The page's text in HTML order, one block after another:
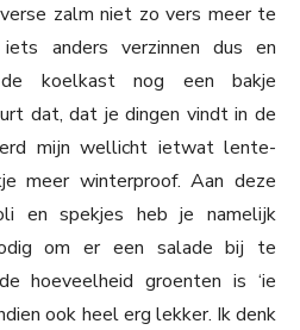
zalm niet zo vers meer te
anders verzinnen dus en
koelkast nog een bakje
dat, dat je dingen vindt in de
mijn wellicht ietwat lente-
meer winterproof. Aan deze
en spekjes heb je namelijk
om er een salade bij te
hoeveelheid groenten is ‘ie
ook heel erg lekker. Ik denk